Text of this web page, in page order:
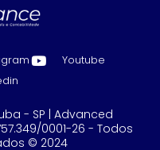
Youtube
- SP | Advanced
0001-26 - Todos
© 2024